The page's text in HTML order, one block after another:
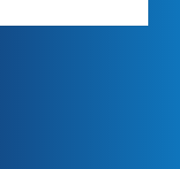
2,832.00 RSD